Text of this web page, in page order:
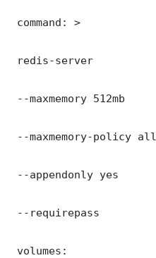
command: >
redis-server
--maxmemory 512mb
--maxmemory-policy
--appendonly yes
--requirepass
volumes: